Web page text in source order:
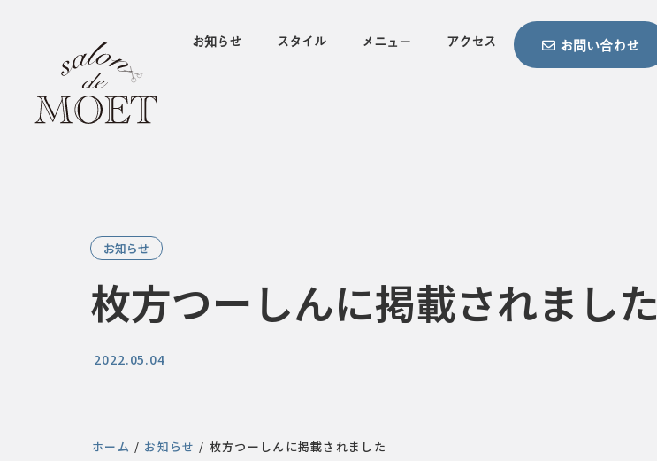
お知らせ スタイル メニュー アクセス お問い合わせ
お知らせ
枚方つーしんに掲載されました
2022.05.04
ホーム / お知らせ / 枚方つーしんに掲載されました